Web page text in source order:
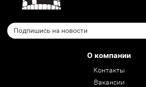
О компании
Контакты
Вакансии